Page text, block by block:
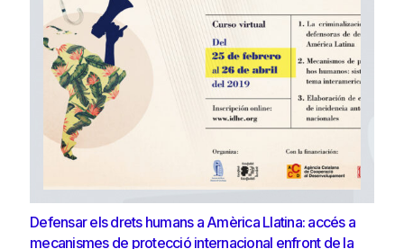
Defensar els drets humans a Amèrica Llatina: accés a
mecanismes de protecció internacional enfront de la